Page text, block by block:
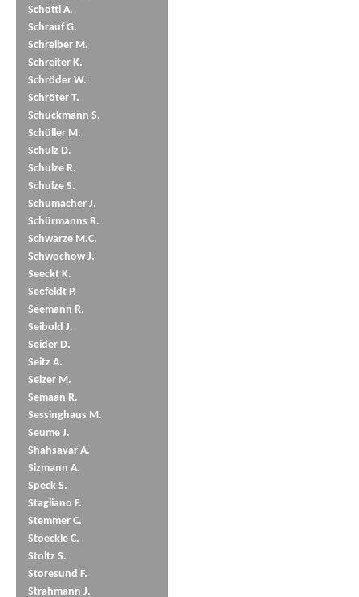
Schöttl A.
Schrauf G.
Schreiber M.
Schreiter K.
Schröder W.
Schröter T.
Schuckmann S.
Schüller M.
Schulz D.
Schulze R.
Schulze S.
Schumacher J.
Schürmanns R.
Schwarze M.C.
Schwochow J.
Seeckt K.
Seefeldt P.
Seemann R.
Seibold J.
Seider D.
Seitz A.
Selzer M.
Semaan R.
Sessinghaus M.
Seume J.
Shahsavar A.
Sizmann A.
Speck S.
Stagliano F.
Stemmer C.
Stoeckle C.
Stoltz S.
Storesund F.
Strahmann J.